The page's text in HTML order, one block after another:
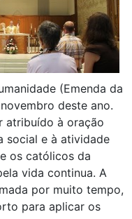
(Emenda da
deste ano.
atribuído à oração
social e à atividade
os católicos da
vida continua. A
por muito tempo,
para aplicar os